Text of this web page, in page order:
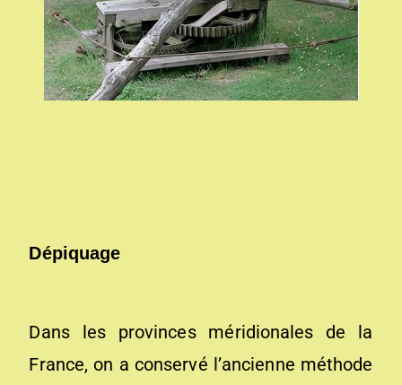
Dépiquage
Dans les provinces méridionales de la
France, on a conservé l’ancienne méthode